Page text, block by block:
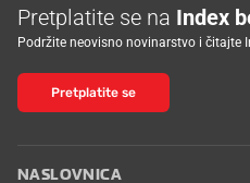
Pretplatite se na Index
Podržite neovisno novinarstvo i čitajte
Pretplatite se
NASLOVNICA